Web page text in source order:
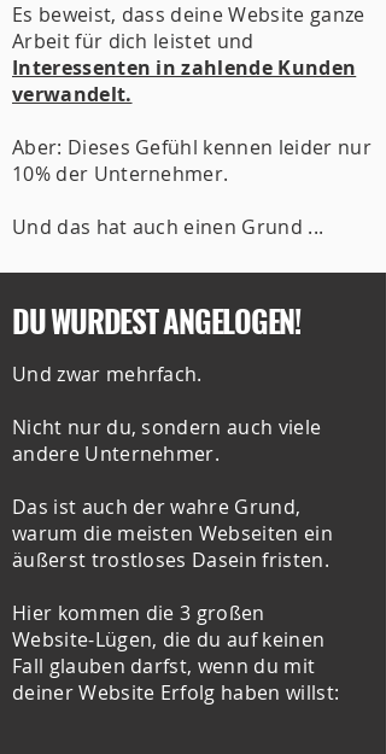
Es beweist, dass deine Website ganze
Arbeit für dich leistet und
Interessenten in zahlende Kunden
verwandelt.
Aber: Dieses Gefühl kennen leider nur
10% der Unternehmer.
Und das hat auch einen Grund ...
DU WURDEST ANGELOGEN!
Und zwar mehrfach.
Nicht nur du, sondern auch viele
andere Unternehmer.
Das ist auch der wahre Grund,
warum die meisten Webseiten ein
äußerst trostloses Dasein fristen.
Hier kommen die 3 großen
Website-Lügen, die du auf keinen
Fall glauben darfst, wenn du mit
deiner Website Erfolg haben willst: